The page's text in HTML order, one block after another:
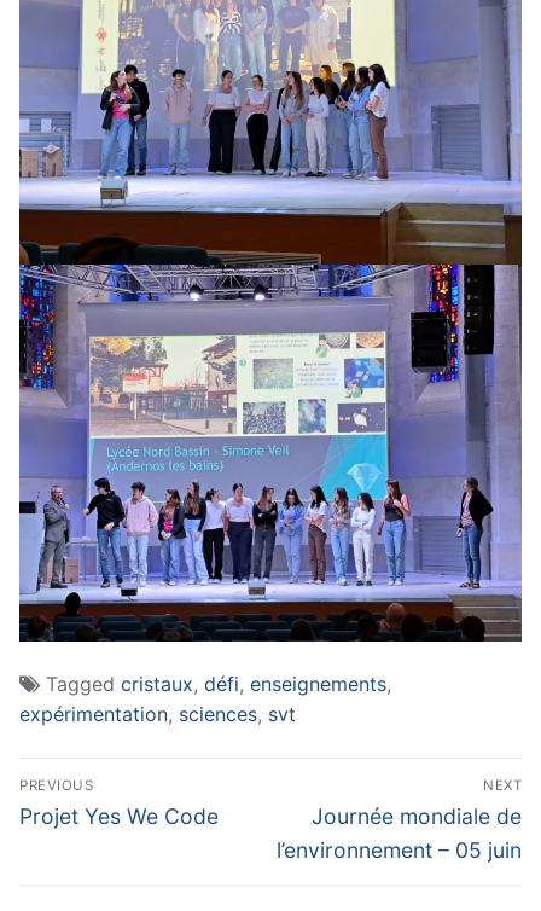
Tagged cristaux, défi, enseignements,
expérimentation, sciences, svt
Navigation
de
PREVIOUS
Previous
Projet Yes We Code
NEXT
Next
post:
Journée mondiale de
l’environnement – 05 juin